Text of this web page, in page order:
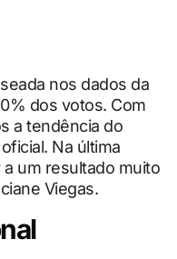
nos dados da
dos votos. Com
a tendência do
Na última
um resultado muito
Viegas.